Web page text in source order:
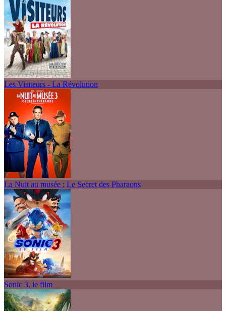
Les Visiteurs - La Révolution
La Nuit au musée : Le Secret des Pharaons
Sonic 3, le film